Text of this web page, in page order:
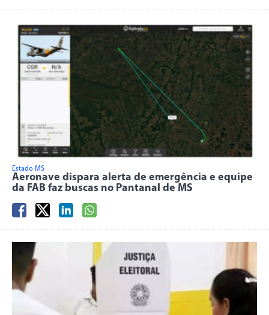
Estado MS
Aeronave dispara alerta de emergência e equipe
da FAB faz buscas no Pantanal de MS